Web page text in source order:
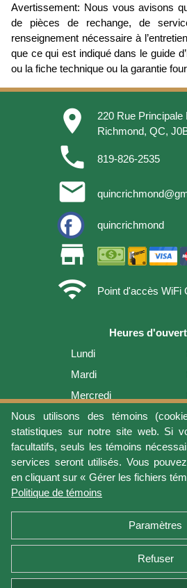
Nous utilisons des témoins
statistiques sur notre site web. Si
facultatifs, seuls les témoins
services seront utilisés. Vous
en cliquant sur « Gérer les fichiers
Politique de témoins
Paramètres
Refuser
Avertissement: Nous vous avisons
de pièces de rechange, de
renseignement nécessaire à
que ce qui est indiqué dans le guide
ou la fiche technique ou la garantie
place
220 Rue Principale
Richmond, QC,
phone 819-826-2535
email
quincrichmond
store
wifi
Point d'accès WiFi
Heures
Lundi
Mardi
Mercredi
Jeudi
Vendredi
Samedi
Dimanche